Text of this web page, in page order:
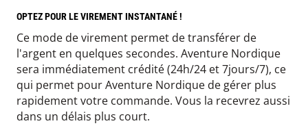
OPTEZ POUR LE VIREMENT INSTANTANÉ !
Ce mode de virement permet de transférer de
l'argent en quelques secondes. Aventure Nordique
sera immédiatement crédité (24h/24 et 7jours/7), ce
qui permet pour Aventure Nordique de gérer plus
rapidement votre commande. Vous la recevrez aussi
dans un délais plus court.